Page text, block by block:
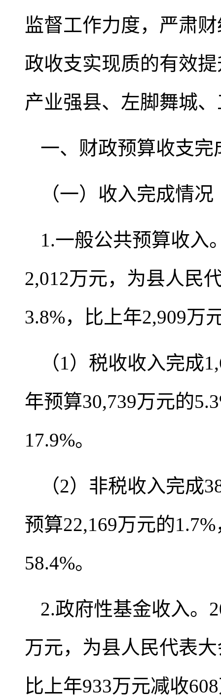
监督工作力度，严肃
政收支实现质的有效
产业强县、左脚舞城
一、财政预算收支完
（一）收入完成情况
1.一般公共预算收入
2,012万元，为县人民
3.8%，比上年2,909万
（1）税收收入完成
年预算30,739万元的
17.9%。
（2）非税收入完成
预算22,169万元的
58.4%。
2.政府性基金收入。
万元，为县人民代表
比上年933万元减收